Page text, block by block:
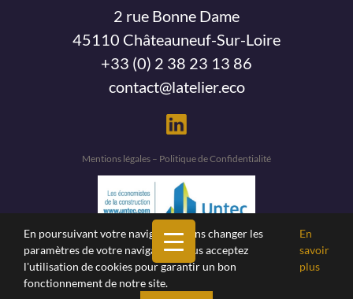
2 rue Bonne Dame
45110 Châteauneuf-Sur-Loire
+33 (0) 2 38 23 13 86
contact@latelier.eco
Mentions légales – Politique de Confidentialité
En poursuivant votre navigation, sans changer les
paramètres de votre navigateur, vous acceptez
l'utilisation de cookies pour garantir un bon
fonctionnement de notre site.
En
savoir
plus